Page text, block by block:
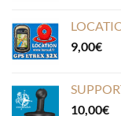
9,00€
10,00€